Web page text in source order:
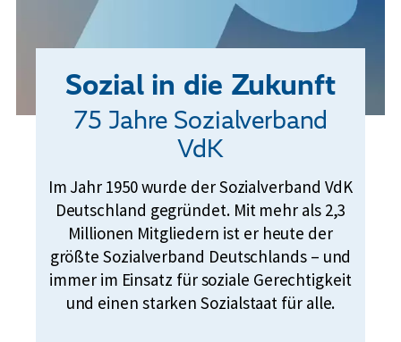
Sozial in die Zukunft
75 Jahre Sozialverband
VdK
Im Jahr 1950 wurde der Sozialverband VdK
Deutschland gegründet. Mit mehr als 2,3
Millionen Mitgliedern ist er heute der
größte Sozialverband Deutschlands – und
immer im Einsatz für soziale Gerechtigkeit
und einen starken Sozialstaat für alle.